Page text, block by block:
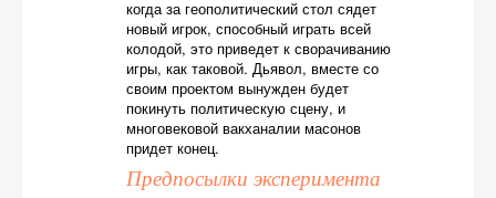
когда за геополитический стол сядет
новый игрок, способный играть всей
колодой, это приведет к сворачиванию
игры, как таковой. Дьявол, вместе со
своим проектом вынужден будет
покинуть политическую сцену, и
многовековой вакханалии масонов
придет конец.
Предпосылки эксперимента